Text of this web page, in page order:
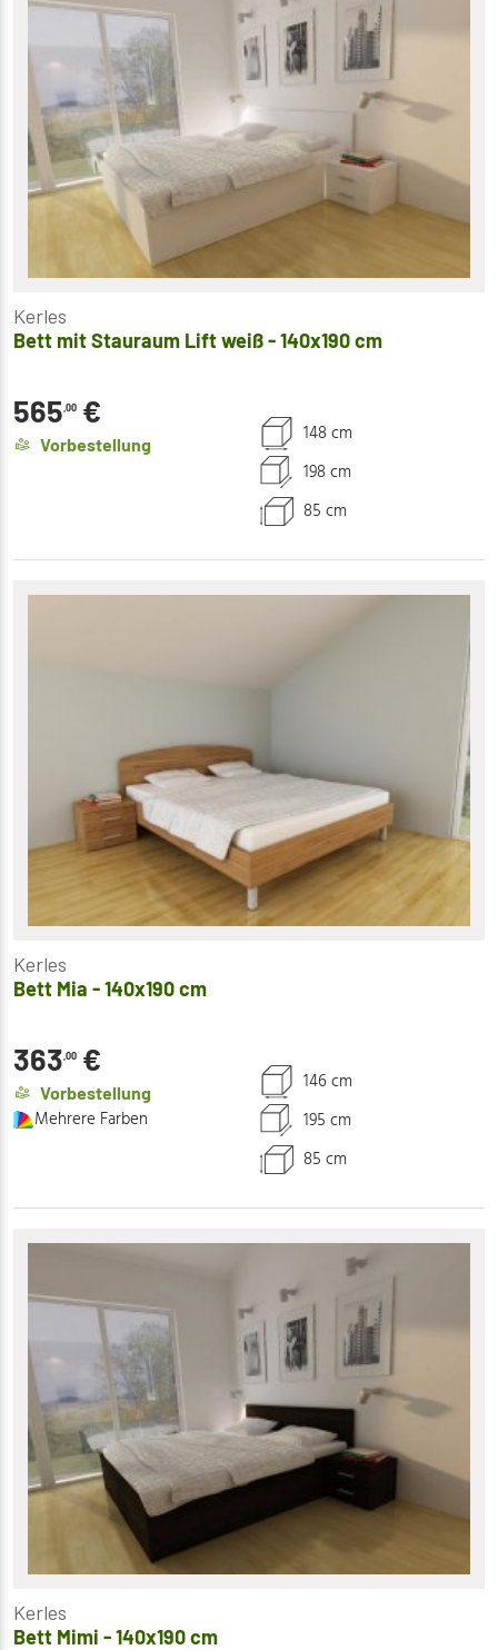
Kerles
Bett mit Stauraum Lift weiß - 140x190 cm
565,00 €
Vorbestellung
148 cm
198 cm
85 cm
Kerles
Bett Mia - 140x190 cm
363,00 €
Vorbestellung
Mehrere Farben
146 cm
195 cm
85 cm
Kerles
Bett Mimi - 140x190 cm